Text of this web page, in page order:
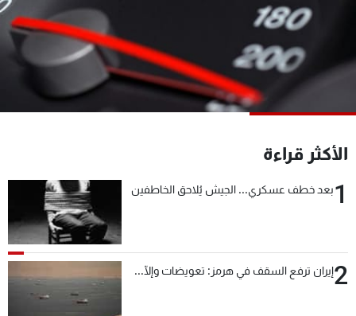
الأكثر قراءة
1بعد خطف عسكري... الجيش يُلاحق الخاطفين
2إيران ترفع السقف في هرمز: تعويضات وإلّا...
كأس العالم
جدول البرامج
شاهد البرامج
الترددات
شروط الإسـتخدام
سياسة الخصوصية